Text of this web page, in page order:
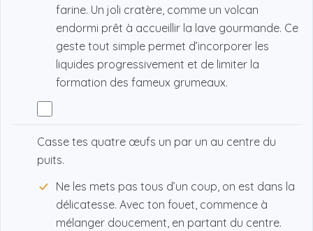
farine. Un joli cratère, comme un volcan
endormi prêt à accueillir la lave gourmande. Ce
geste tout simple permet d’incorporer les
liquides progressivement et de limiter la
formation des fameux grumeaux.
Casse tes quatre œufs un par un au centre du
puits.
Ne les mets pas tous d’un coup, on est dans la
délicatesse. Avec ton fouet, commence à
mélanger doucement, en partant du centre.